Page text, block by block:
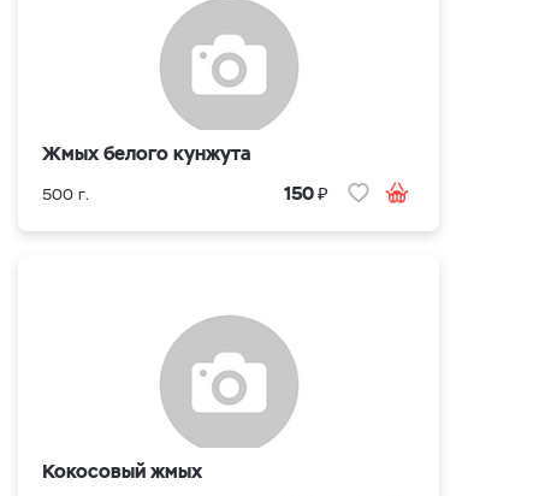
Жмых белого кунжута
500 г. 150₽
Кокосовый жмых